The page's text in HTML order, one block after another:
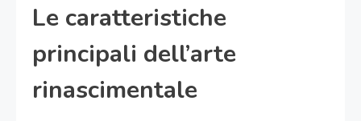
Le caratteristiche
principali dell’arte
rinascimentale